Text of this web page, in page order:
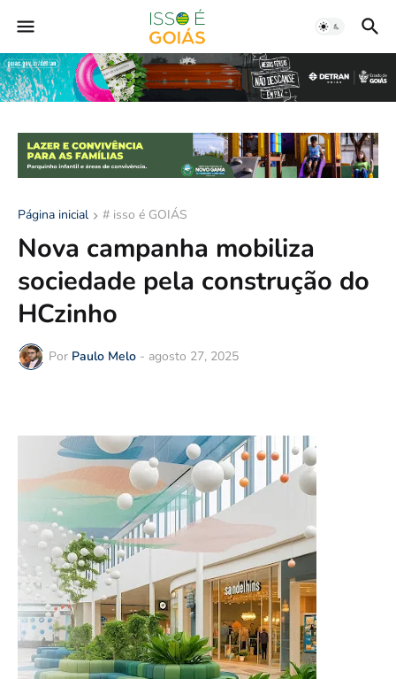
Página inicial # isso é GOIÁS
Nova campanha mobiliza
sociedade pela construção do
HCzinho
Por Paulo Melo - agosto 27, 2025